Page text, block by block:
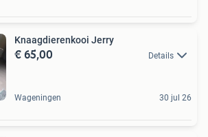
Knaagdierenkooi Jerry
€ 65,00 Details
Wageningen 30 jul 26